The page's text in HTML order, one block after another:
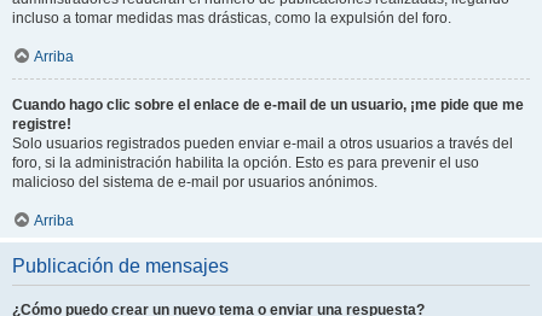
incluso a tomar medidas mas drásticas, como la expulsión del foro.
Arriba
Cuando hago clic sobre el enlace de e-mail de un usuario, ¡me pide que me
registre!
Solo usuarios registrados pueden enviar e-mail a otros usuarios a través del
foro, si la administración habilita la opción. Esto es para prevenir el uso
malicioso del sistema de e-mail por usuarios anónimos.
Arriba
Publicación de mensajes
¿Cómo puedo crear un nuevo tema o enviar una respuesta?